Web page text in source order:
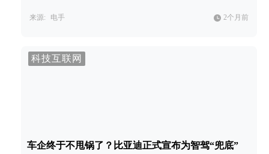
来源: 电手 2个月前
科技互联网
车企终于不甩锅了？比亚迪正式宣布为智驾“兜底”